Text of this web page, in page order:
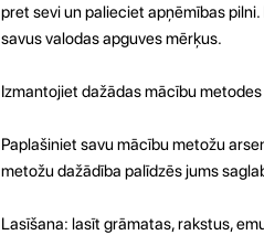
pret sevi un palieciet apņēmības
savus valodas apguves mērķus.
Izmantojiet dažādas mācību metodes
Paplašiniet savu mācību metožu
metožu dažādība palīdzēs jums
Lasīšana: lasīt grāmatas, rakstus,